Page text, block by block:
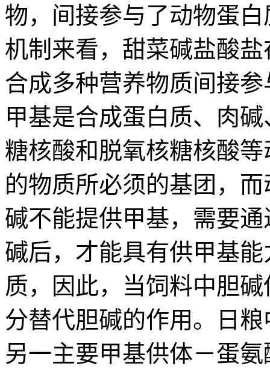
物，间接参与了动物蛋
机制来看，甜菜碱盐酸
合成多种营养物质间接
甲基是合成蛋白质、肉
糖核酸和脱氧核糖核酸
的物质所必须的基团，
碱不能提供甲基，需要
碱后，才能具有供甲基
质，因此，当饲料中胆
分替代胆碱的作用。日
另一主要甲基供体－蛋